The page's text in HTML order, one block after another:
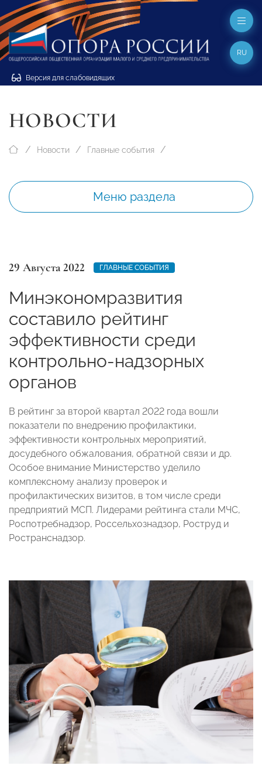
Версия для слабовидящих
RU
НОВОСТИ
Новости Главные события
Меню раздела
29 Августа 2022 ГЛАВНЫЕ СОБЫТИЯ
Минэкономразвития
составило рейтинг
эффективности среди
контрольно-надзорных
органов
В рейтинг за второй квартал 2022 года вошли
показатели по внедрению профилактики,
эффективности контрольных мероприятий,
досудебного обжалования, обратной связи и др.
Особое внимание Министерство уделило
комплексному анализу проверок и
профилактических визитов, в том числе среди
предприятий МСП. Лидерами рейтинга стали МЧС,
Роспотребнадзор, Россельхознадзор, Роструд и
Ространснадзор.